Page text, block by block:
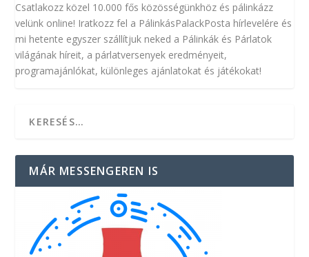
Csatlakozz közel 10.000 fős közösségünkhöz és pálinkázz
velünk online! Iratkozz fel a PálinkásPalackPosta hírlevelére és
mi hetente egyszer szállítjuk neked a Pálinkák és Párlatok
világának híreit, a párlatversenyek eredményeit,
programajánlókat, különleges ajánlatokat és játékokat!
MÁR MESSENGEREN IS